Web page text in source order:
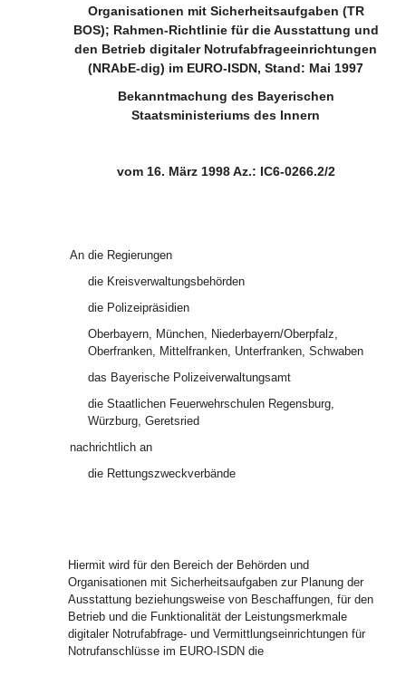
Organisationen mit Sicherheitsaufgaben (TR
BOS); Rahmen-Richtlinie für die Ausstattung und
den Betrieb digitaler Notrufabfrageeinrichtungen
(NRAbE-dig) im EURO-ISDN, Stand: Mai 1997
Bekanntmachung des Bayerischen
Staatsministeriums des Innern
vom 16. März 1998 Az.: IC6-0266.2/2
An die Regierungen
die Kreisverwaltungsbehörden
die Polizeipräsidien
Oberbayern, München, Niederbayern/Oberpfalz,
Oberfranken, Mittelfranken, Unterfranken, Schwaben
das Bayerische Polizeiverwaltungsamt
die Staatlichen Feuerwehrschulen Regensburg,
Würzburg, Geretsried
nachrichtlich an
die Rettungszweckverbände
Hiermit wird für den Bereich der Behörden und
Organisationen mit Sicherheitsaufgaben zur Planung der
Ausstattung beziehungsweise von Beschaffungen, für den
Betrieb und die Funktionalität der Leistungsmerkmale
digitaler Notrufabfrage- und Vermittlungseinrichtungen für
Notrufanschlüsse im EURO-ISDN die